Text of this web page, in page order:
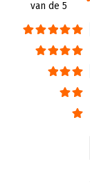
van de 5